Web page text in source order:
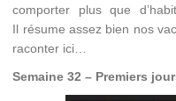
comporter plus que
Il résume assez bien nos
raconter ici…
Semaine 32 – Premiers